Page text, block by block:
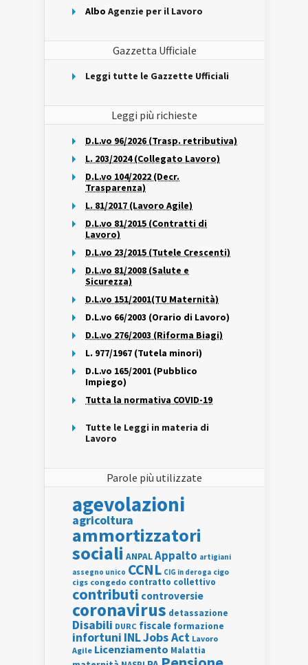
Albo Agenzie per il Lavoro
Gazzetta Ufficiale
Leggi tutte le Gazzette Ufficiali
Leggi più richieste
D.L.vo 96/2026 (Trasp. retributiva)
L. 203/2024 (Collegato Lavoro)
D.L.vo 104/2022 (Decr.
Trasparenza)
L. 81/2017 (Lavoro Agile)
D.L.vo 81/2015 (Contratti di
Lavoro)
D.L.vo 23/2015 (Tutele Crescenti)
D.L.vo 81/2008 (Salute e
Sicurezza)
D.L.vo 151/2001(TU Maternità)
D.L.vo 66/2003 (Orario di Lavoro)
D.L.vo 276/2003 (Riforma Biagi)
L. 977/1967 (Tutela minori)
D.L.vo 165/2001 (Pubblico
Impiego)
Tutta la normativa COVID-19
Tutte le Leggi in materia di
Lavoro
Parole più utilizzate
agevolazioni
agricoltura
ammortizzatori
sociali ANPALAppalto artigiani
assegno unico CCNL CIG in deroga cigo
cigs congedo contratto collettivo
contributi controversie
coronavirus detassazione
Disabili DURC fiscale formazione
infortuni INLJobs Act Lavoro
Agile Licenziamento Malattia